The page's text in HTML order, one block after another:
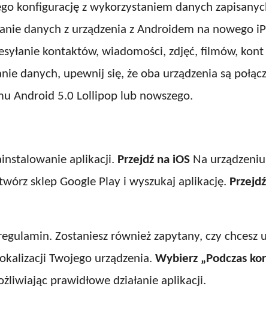
konfigurację z wykorzystaniem danych
danych z urządzenia z Androidem na nowego
kontaktów, wiadomości, zdjęć, filmów,
danych, upewnij się, że oba urządzenia są
Android 5.0 Lollipop lub nowszego.
aplikacji. Przejdź na iOS Na
sklep Google Play i wyszukaj aplikację.
Zostaniesz również zapytany, czy chcesz
Twojego urządzenia. Wybierz „Podczas
prawidłowe działanie aplikacji.